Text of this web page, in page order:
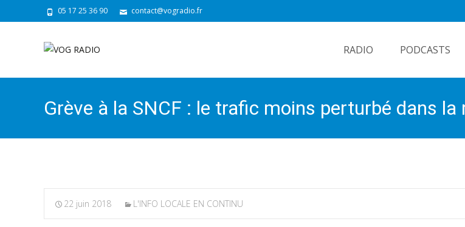
05 17 25 36 90 contact@vogradio.fr
RADIO PODCASTS
Grève à la SNCF : le trafic moins perturbé dans la
22 juin 2018 L'INFO LOCALE EN CONTINU